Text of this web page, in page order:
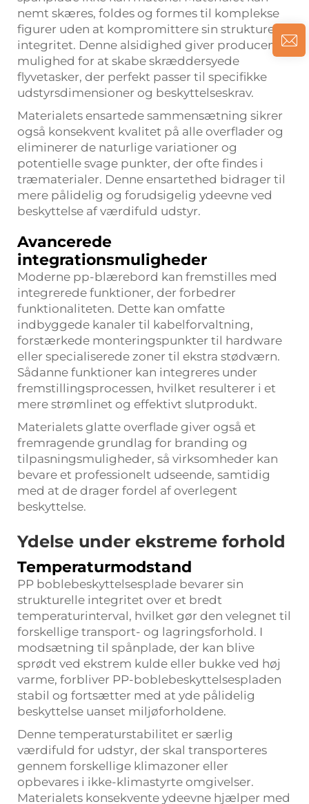
nemt skæres, foldes og formes til komplekse
figurer uden at kompromittere sin strukturelle
integritet. Denne alsidighed giver producenter
mulighed for at skabe skræddersyede
flyvetasker, der perfekt passer til specifikke
udstyrsdimensioner og beskyttelseskrav.
Materialets ensartede sammensætning sikrer
også konsekvent kvalitet på alle overflader og
eliminerer de naturlige variationer og
potentielle svage punkter, der ofte findes i
træmaterialer. Denne ensartethed bidrager til
mere pålidelig og forudsigelig ydeevne ved
beskyttelse af værdifuld udstyr.
Avancerede
integrationsmuligheder
Moderne pp-blærebord kan fremstilles med
integrerede funktioner, der forbedrer
funktionaliteten. Dette kan omfatte
indbyggede kanaler til kabelforvaltning,
forstærkede monteringspunkter til hardware
eller specialiserede zoner til ekstra stødværn.
Sådanne funktioner kan integreres under
fremstillingsprocessen, hvilket resulterer i et
mere strømlinet og effektivt slutprodukt.
Materialets glatte overflade giver også et
fremragende grundlag for branding og
tilpasningsmuligheder, så virksomheder kan
bevare et professionelt udseende, samtidig
med at de drager fordel af overlegent
beskyttelse.
Ydelse under ekstreme forhold
Temperaturmodstand
PP boblebeskyttelsesplade bevarer sin
strukturelle integritet over et bredt
temperaturinterval, hvilket gør den velegnet til
forskellige transport- og lagringsforhold. I
modsætning til spånplade, der kan blive
sprødt ved ekstrem kulde eller bukke ved høj
varme, forbliver PP-boblebeskyttelsespladen
stabil og fortsætter med at yde pålidelig
beskyttelse uanset miljøforholdene.
Denne temperaturstabilitet er særlig
værdifuld for udstyr, der skal transporteres
gennem forskellige klimazoner eller
opbevares i ikke-klimastyrte omgivelser.
Materialets konsekvente ydeevne hjælper med